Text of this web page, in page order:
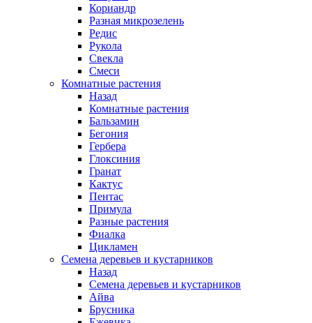
Кориандр
Разная микрозелень
Редис
Рукола
Свекла
Смеси
Комнатные растения
Назад
Комнатные растения
Бальзамин
Бегония
Гербера
Глоксиния
Гранат
Кактус
Пентас
Примула
Разные растения
Фиалка
Цикламен
Семена деревьев и кустарников
Назад
Семена деревьев и кустарников
Айва
Брусника